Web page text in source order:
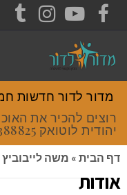
FACEBOOK
YOUTUBE
מדור לדור חדשות
רוצים להכיר את
יהודית לוטואק 054-7388825.
דף הבית » משה לייבוביץ
אודות